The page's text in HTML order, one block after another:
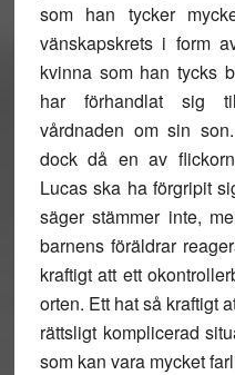
som han tycker
vänskapskrets i form
kvinna som han tycks
har förhandlat sig
vårdnaden om sin
dock då en av
Lucas ska ha förgripit
säger stämmer inte,
barnens föräldrar
kraftigt att ett
orten. Ett hat så kraftigt
rättsligt komplicerad
som kan vara mycket